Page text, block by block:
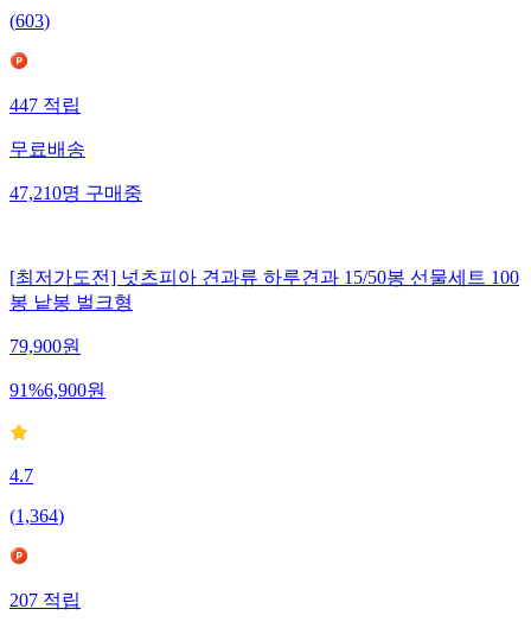
(603)
447 적립
무료배송
47,210명 구매중
[최저가도전] 넛츠피아 견과류 하루견과 15/50봉 선물세트 100
봉 낱봉 벌크형
79,900원
91%6,900원
4.7
(1,364)
207 적립